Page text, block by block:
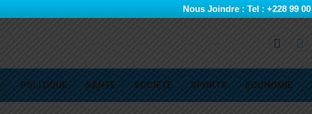
Nous Joindre : Tel : +228 99 00
POLITIQUE SANTE SOCIETE SPORTS ECONOMIE